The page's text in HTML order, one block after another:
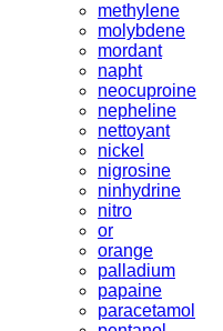
methylene
molybdene
mordant
napht
neocuproine
nepheline
nettoyant
nickel
nigrosine
ninhydrine
nitro
or
orange
palladium
papaine
paracetamol